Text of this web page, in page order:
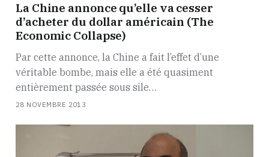
La Chine annonce qu’elle va cesser
d’acheter du dollar américain (The
Economic Collapse)
Par cette annonce, la Chine a fait l’effet d’une
véritable bombe, mais elle a été quasiment
entièrement passée sous sile…
28 NOVEMBRE 2013